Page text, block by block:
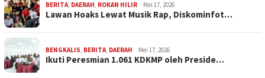
BERITA, DAERAH, ROKAN HILIR Mei 17, 2026
Lawan Hoaks Lewat Musik Rap, Diskominfot…
BENGKALIS, BERITA, DAERAH Mei 17, 2026
Ikuti Peresmian 1.061 KDKMP oleh Preside…